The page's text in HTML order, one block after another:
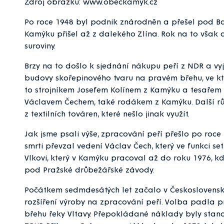
Po roce 1948 byl podnik znárodněn a přešel pod
Kamýku přišel až z dalekého Zlína. Rok na to
suroviny.
Brzy na to došlo k sjednání nákupu peří z NDR a
budovy skořepinového tvaru na pravém břehu, ve
to strojníkem Josefem Kolínem z Kamýku a
Václavem Čechem, také rodákem z Kamýku.
z textilních továren, které nešlo jinak využít.
Jak jsme psali výše, zpracování peří přešlo po roce
smrti převzal vedení Václav Čech, který ve funkci
Vlkovi, který v Kamýku pracoval až do roku 1976,
pod Pražské drůbežářské závody.
Počátkem sedmdesátých let začalo v
rozšíření výroby na zpracování peří. Volba padla
břehu řeky Vltavy. Přepokládané náklady byly